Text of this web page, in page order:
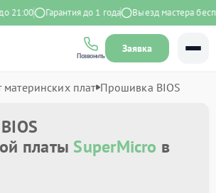
Гарантия до 1 года Выезд мастера
Позвонить
Заявка
материнских плат Прошивка BIOS
платы SuperMicro в